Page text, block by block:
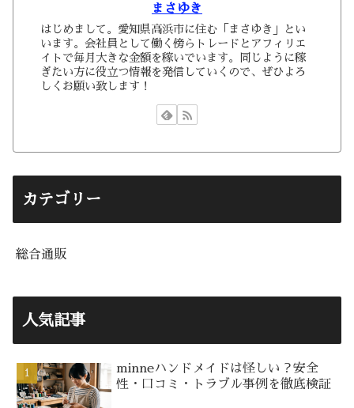
まさゆき
はじめまして。愛知県高浜市に住む「まさゆき」とい
います。会社員として働く傍らトレードとアフィリエ
イトで毎月大きな金額を稼いでいます。同じように稼
ぎたい方に役立つ情報を発信していくので、ぜひよろ
しくお願い致します！
カテゴリー
総合通販
人気記事
minneハンドメイドは怪しい？安全
性・口コミ・トラブル事例を徹底検証